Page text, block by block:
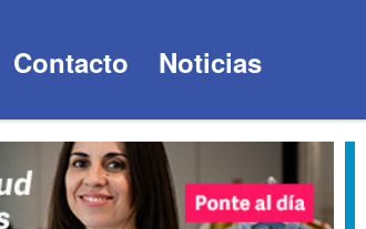
Contacto Noticias